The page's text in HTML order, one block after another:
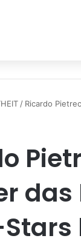
/ Ricardo
das